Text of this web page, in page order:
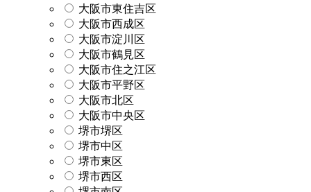
大阪市東住吉区
大阪市西成区
大阪市淀川区
大阪市鶴見区
大阪市住之江区
大阪市平野区
大阪市北区
大阪市中央区
堺市堺区
堺市中区
堺市東区
堺市西区